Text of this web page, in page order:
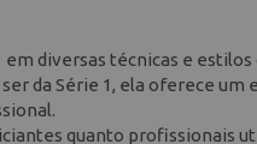
diversas técnicas e
da Série 1, ela oferece
quanto profissionais